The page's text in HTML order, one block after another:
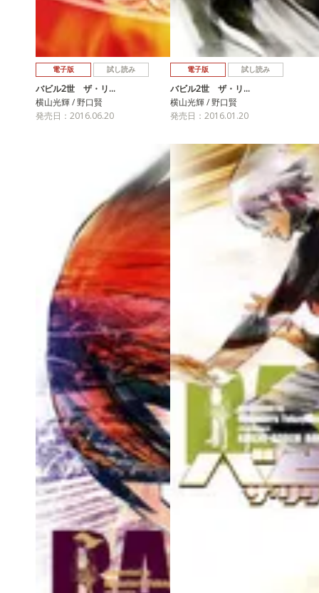
電子版 試し読み
バビル2世 ザ・リ…
横山光輝 / 野口賢
発売日：2016.06.20
電子版 試し読み
バビル2世 ザ・リ…
横山光輝 / 野口賢
発売日：2016.01.20